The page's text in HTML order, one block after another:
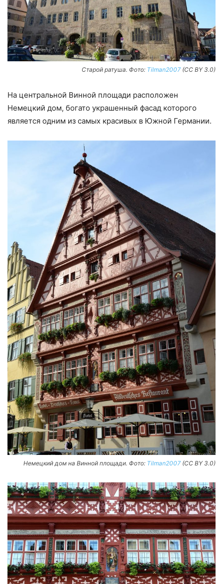
Старой ратуша. Фото: Tilman2007 (CC BY 3.0)
На центральной Винной площади расположен
Немецкий дом, богато украшенный фасад которого
является одним из самых красивых в Южной Германии.
Немецкий дом на Винной площади. Фото: Tilman2007 (CC BY 3.0)